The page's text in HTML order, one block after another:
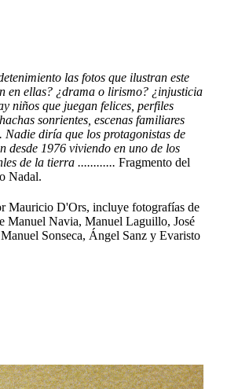
las fotos que ilustran este
en ellas? ¿drama o lirismo? ¿injusticia
niños que juegan felices, perfiles
sonrientes, escenas familiares
Nadie diría que los protagonistas de
desde 1976 viviendo en uno de los
de la tierra ............Fragmento del
Nadal.
Mauricio D'Ors, incluye fotografías de
Manuel Navia, Manuel Laguillo, José
Sonseca, Ángel Sanz y Evaristo